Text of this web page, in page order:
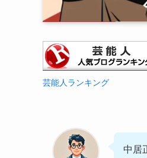
芸能人ランキング
中居